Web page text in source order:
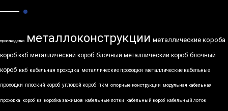
производство металлоконструкции металлические короба
короб ккб металлический короб блочный металлический короб блочный
короб ккб кабельная проходка металлические проходки металлические кабельные
проходки плоский короб угловой короб пкм опорные конструкции модульная кабельная
проходка короб кз коробка зажимов кабельные лотки кабельный короб кабельный лоток